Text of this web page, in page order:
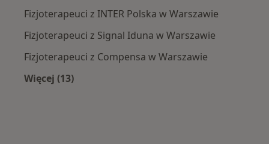
Fizjoterapeuci z INTER Polska w Warszawie
Fizjoterapeuci z Signal Iduna w Warszawie
Fizjoterapeuci z Compensa w Warszawie
Więcej (13)